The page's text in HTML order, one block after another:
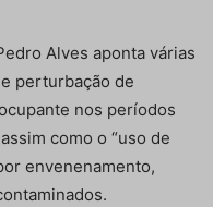
Alves aponta várias
perturbação de
nos períodos
como o “uso de
envenenamento,